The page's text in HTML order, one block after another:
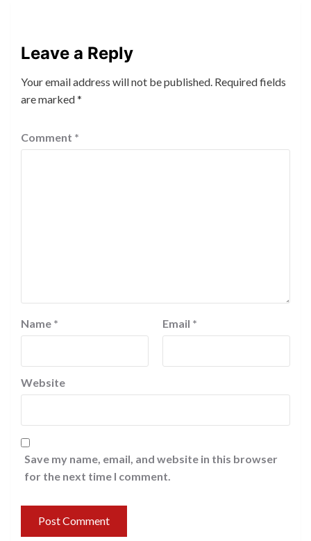
Leave a Reply
Your email address will not be published. Required fields
are marked*
Comment *
Name * Email *
Website
Save my name, email, and website in this browser
for the next time I comment.